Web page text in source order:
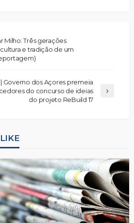
Milho: Três gerações
e tradição de um
| Governo dos Açores premeia
do concurso de ideias
do projeto ReBuild 17